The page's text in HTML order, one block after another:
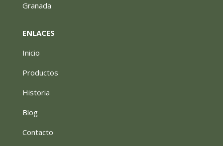
Granada
ENLACES
Inicio
Productos
Historia
Blog
Contacto